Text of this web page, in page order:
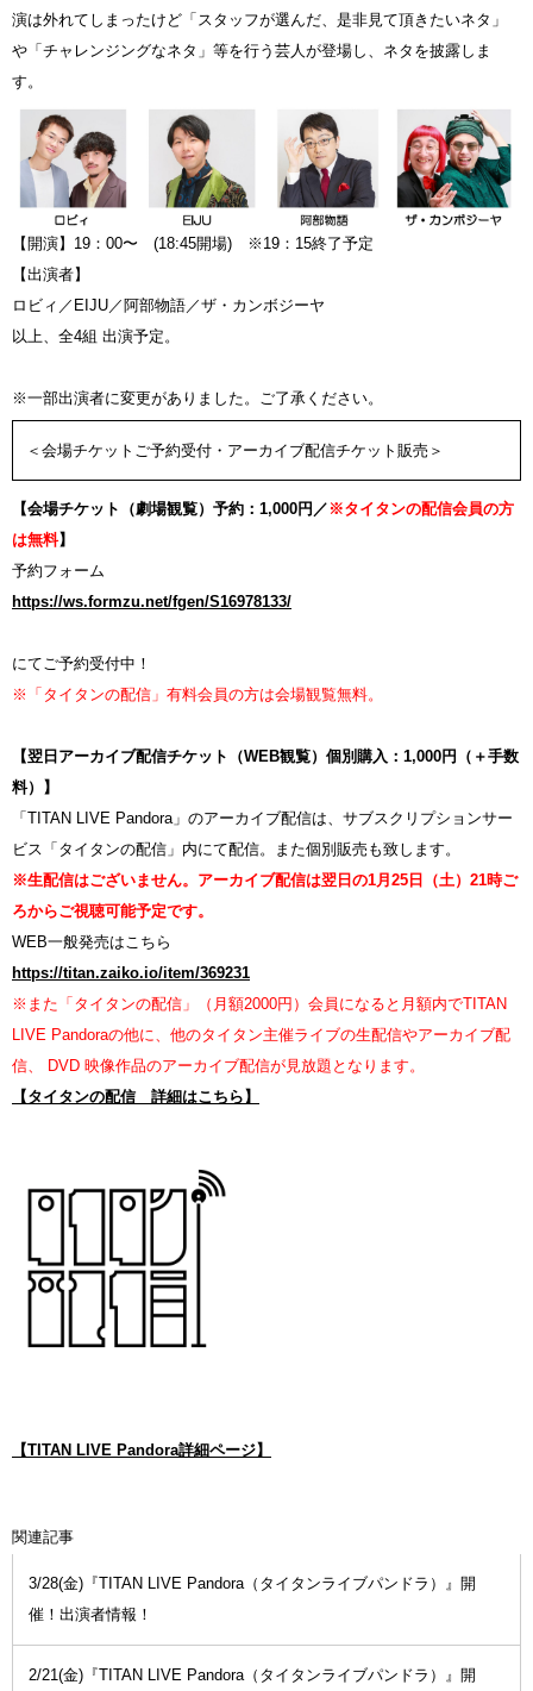
演は外れてしまったけど「スタッフが選んだ、是非見て頂きたいネタ」
や「チャレンジングなネタ」等を行う芸人が登場し、ネタを披露しま
す。
【開演】19：00〜 (18:45開場) ※19：15終了予定
【出演者】
ロビィ／EIJU／阿部物語／ザ・カンボジーヤ
以上、全4組 出演予定。
※一部出演者に変更がありました。ご了承ください。
＜会場チケットご予約受付・アーカイブ配信チケット販売＞
【会場チケット（劇場観覧）予約：1,000円／ ※タイタンの配信会員の方
は無料】
予約フォーム
https://ws.formzu.net/fgen/S16978133/
にてご予約受付中！
※「タイタンの配信」有料会員の方は会場観覧無料。
【翌日アーカイブ配信チケット（WEB観覧）個別購入：1,000円（＋手数
料）】
「TITAN LIVE Pandora」のアーカイブ配信は、サブスクリプションサー
ビス「タイタンの配信」内にて配信。また個別販売も致します。
※生配信はございません。アーカイブ配信は翌日の1月25日（土）21時ご
ろからご視聴可能予定です。
WEB一般発売はこちら
https://titan.zaiko.io/item/369231
※また「タイタンの配信」（月額2000円）会員になると月額内でTITAN
LIVE Pandoraの他に、他のタイタン主催ライブの生配信やアーカイブ配
信、 DVD 映像作品のアーカイブ配信が見放題となります。
【タイタンの配信 詳細はこちら】
【TITAN LIVE Pandora詳細ページ】
関連記事
3/28(金)『TITAN LIVE Pandora（タイタンライブパンドラ）』開
催！出演者情報！
2/21(金)『TITAN LIVE Pandora（タイタンライブパンドラ）』開